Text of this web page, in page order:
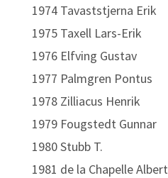
1974 Tavaststjerna Erik
1975 Taxell Lars-Erik
1976 Elfving Gustav
1977 Palmgren Pontus
1978 Zilliacus Henrik
1979 Fougstedt Gunnar
1980 Stubb T.
1981 de la Chapelle Albert